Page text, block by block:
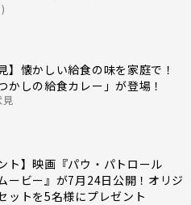
】懐かしい給食の味を家庭で！
かしの給食カレー」が登場！
見
ト】映画『パウ・パトロール
ービー』が7月24日公開！オリジ
ットを5名様にプレゼント